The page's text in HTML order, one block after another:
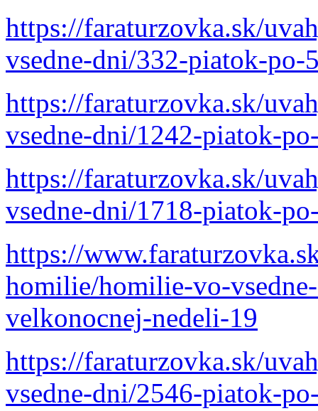
https://faraturzovka.sk/
vsedne-dni/332-piatok-po-
https://faraturzovka.sk/
vsedne-dni/1242-piatok-
https://faraturzovka.sk/
vsedne-dni/1718-piatok-
https://
homilie/homilie-vo-
velkonocnej-nedeli-19
https://faraturzovka.sk/
vsedne-dni/2546-piatok-